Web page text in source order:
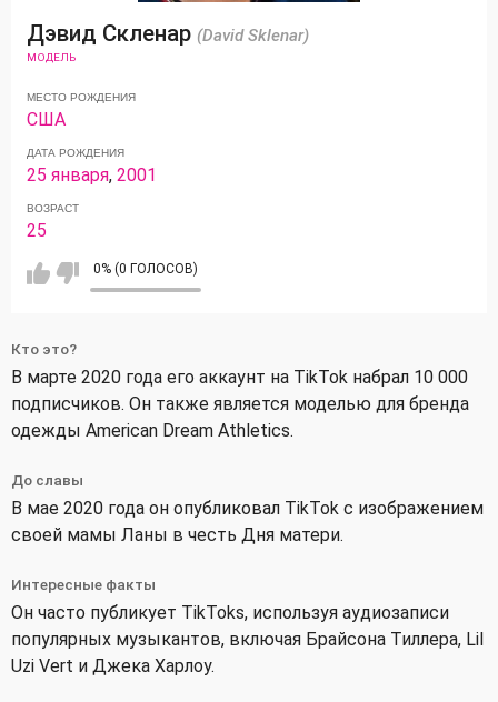
Дэвид Скленар (David Sklenar)
МОДЕЛЬ
МЕСТО РОЖДЕНИЯ
США
ДАТА РОЖДЕНИЯ
25 января,2001
ВОЗРАСТ
25
0% (0 ГОЛОСОВ)
Кто это?
В марте 2020 года его аккаунт на TikTok набрал 10 000
подписчиков. Он также является моделью для бренда
одежды American Dream Athletics.
До славы
В мае 2020 года он опубликовал TikTok с изображением
своей мамы Ланы в честь Дня матери.
Интересные факты
Он часто публикует TikToks, используя аудиозаписи
популярных музыкантов, включая Брайсона Тиллера, Lil
Uzi Vert и Джека Харлоу.